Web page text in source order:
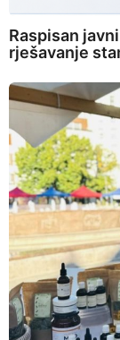
Raspisan
rješavanje